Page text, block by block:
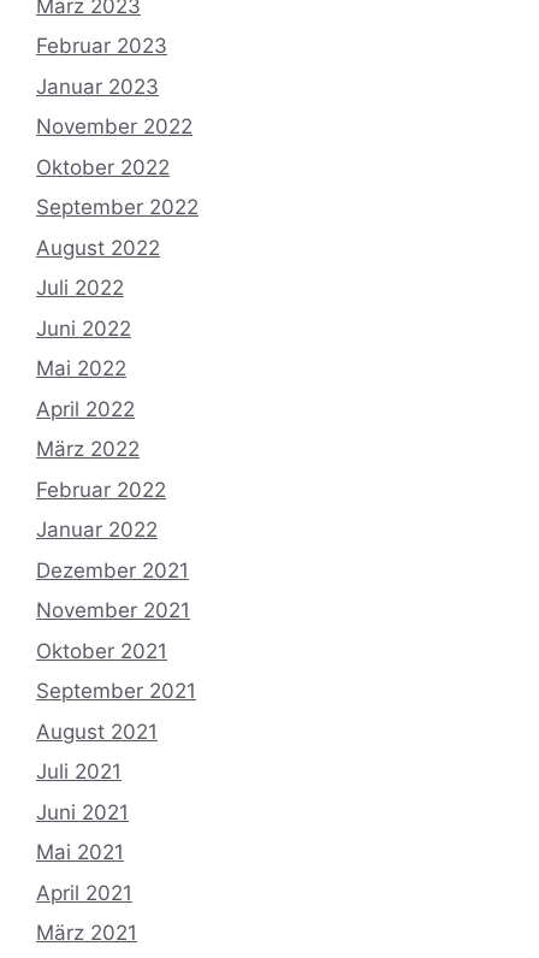
März 2023
Februar 2023
Januar 2023
November 2022
Oktober 2022
September 2022
August 2022
Juli 2022
Juni 2022
Mai 2022
April 2022
März 2022
Februar 2022
Januar 2022
Dezember 2021
November 2021
Oktober 2021
September 2021
August 2021
Juli 2021
Juni 2021
Mai 2021
April 2021
März 2021